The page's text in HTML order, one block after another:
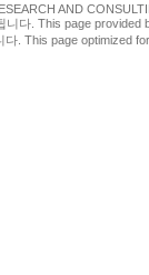
AND
니다. This page provided
다. This page optimized